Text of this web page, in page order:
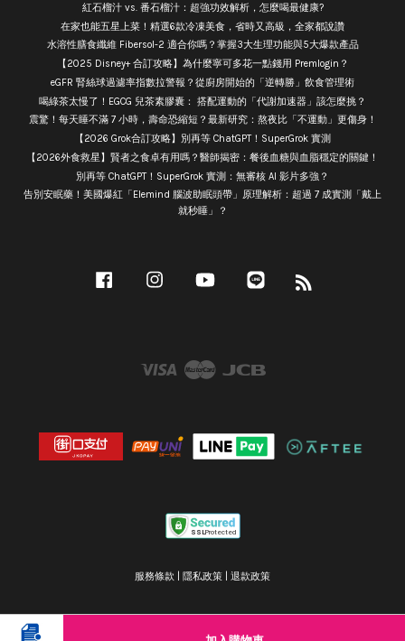
紅石榴汁 vs. 番石榴汁：超強功效解析，怎麼喝最健康?
在家也能五星上菜！精選6款冷凍美食，省時又高級，全家都說讚
水溶性膳食纖維 Fibersol-2 適合你嗎？掌握3大生理功能與5大爆款產品
【2025 Disney+ 合訂攻略】為什麼寧可多花一點錢用 Premlogin？
eGFR 腎絲球過濾率指數拉警報？從廚房開始的「逆轉勝」飲食管理術
喝綠茶太慢了！EGCG 兒茶素膠囊： 搭配運動的「代謝加速器」該怎麼挑？
震驚！每天睡不滿 7 小時，壽命恐縮短？最新研究：熬夜比「不運動」更傷身！
【2026 Grok合訂攻略】別再等 ChatGPT！SuperGrok 實測
【2026外食救星】賢者之食卓有用嗎？醫師揭密：餐後血糖與血脂穩定的關鍵！
別再等 ChatGPT！SuperGrok 實測：無審核 AI 影片多強？
告別安眠藥！美國爆紅「Elemind 腦波助眠頭帶」原理解析：超過 7 成實測「戴上
就秒睡」？
Facebook Instagram YouTube
Visa Master
服務條款 隱私政策 退款政策